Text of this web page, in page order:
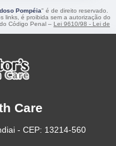
Pompéia" é de direito reservado.
links, é proibida sem a autorização do
Código Penal – Lei 9610/98 - Lei de
Care
- CEP: 13214-560